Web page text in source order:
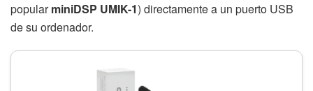
popularminiDSP UMIK-1) directamente a un puerto USB
de su ordenador.